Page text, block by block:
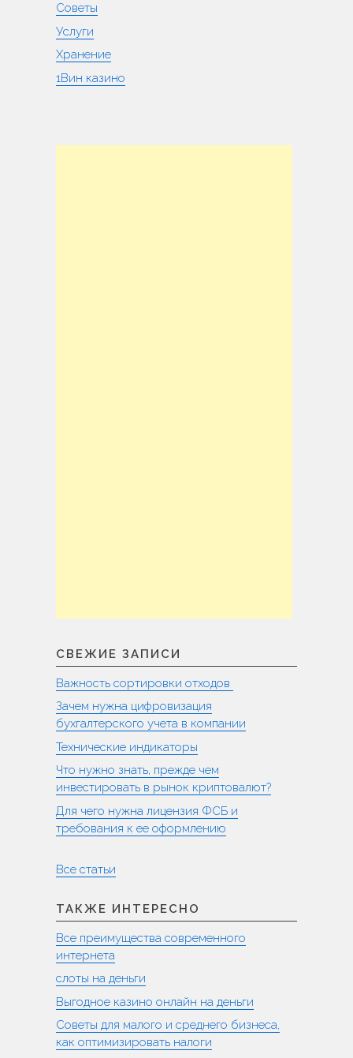
Советы
Услуги
Хранение
1Вин казино
СВЕЖИЕ ЗАПИСИ
Важность сортировки отходов
Зачем нужна цифровизация
бухгалтерского учета в компании
Технические индикаторы
Что нужно знать, прежде чем
инвестировать в рынок криптовалют?
Для чего нужна лицензия ФСБ и
требования к ее оформлению
Все статьи
ТАКЖЕ ИНТЕРЕСНО
Все преимущества современного
интернета
слоты на деньги
Выгодное казино онлайн на деньги
Советы для малого и среднего бизнеса,
как оптимизировать налоги